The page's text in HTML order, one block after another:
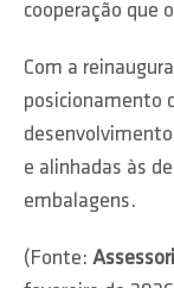
cooperação que
Com a
posicionamento
e alinhadas às
embalagens.
(Fonte: